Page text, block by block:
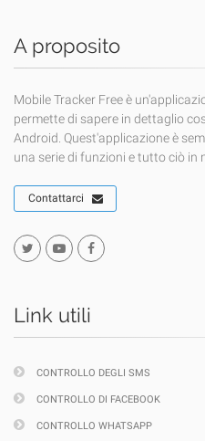
A proposito
Mobile Tracker Free è
permette di sapere in dettaglio
Android. Quest'applicazione è
una serie di funzioni e tutto ciò in
Contattarci
Link utili
CONTROLLO DEGLI SMS
CONTROLLO DI FACEBOOK
CONTROLLO WHATSAPP